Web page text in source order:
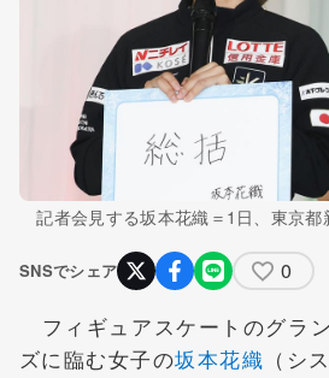
記者会見する坂本花織＝1日、東京都
SNSでシェア 0
フィギュアスケートのグラ
ズに臨む女子の坂本花織 （シ